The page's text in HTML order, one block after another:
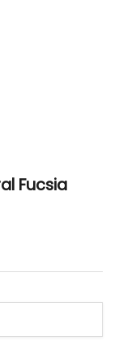
Fucsia